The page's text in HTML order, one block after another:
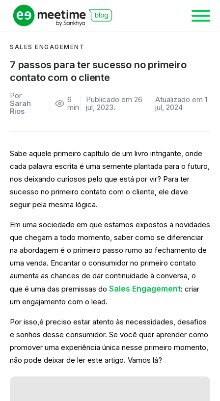
SALES ENGAGEMENT
7 passos para ter sucesso no primeiro
contato com o cliente
Por
Sarah
Rios
6
min
Publicado em 26
jul, 2023.
Atualizado em 1
jul, 2024
Sabe aquele primeiro capítulo de um livro intrigante, onde
cada palavra escrita é uma semente plantada para o futuro,
nos deixando curiosos pelo que está por vir? Para ter
sucesso no primeiro contato com o cliente, ele deve
seguir pela mesma lógica.
Em uma sociedade em que estamos expostos a novidades
que chegam a todo momento, saber como se diferenciar
na abordagem é o primeiro passo rumo ao fechamento de
uma venda. Encantar o consumidor no primeiro contato
aumenta as chances de dar continuidade à conversa, o
que é uma das premissas do Sales Engagement: criar
um engajamento com o lead.
Por isso,é preciso estar atento às necessidades, desafios
e sonhos desse consumidor. Se você quer aprender como
promover uma experiência única nesse primeiro momento,
não pode deixar de ler este artigo. Vamos lá?